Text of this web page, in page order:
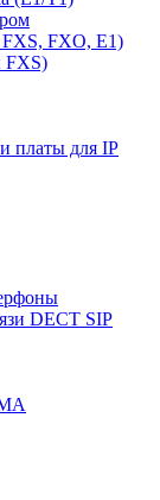
FXO, E1)
FXS)
платы для IP
DECT SIP